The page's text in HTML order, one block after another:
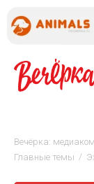
Вечёрка:
Главные темы /